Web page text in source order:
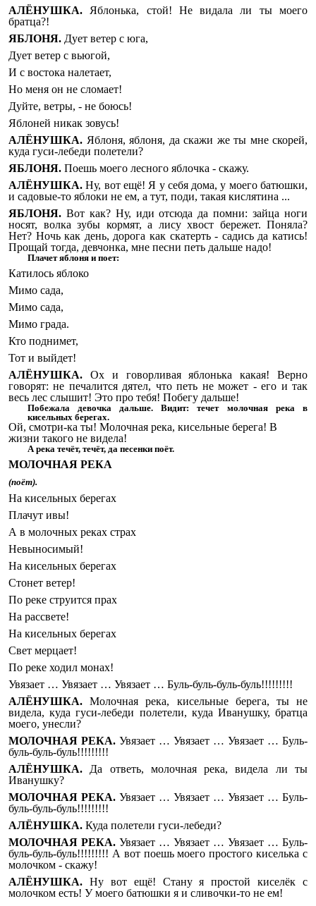
АЛЁНУШКА. Яблонька, стой! Не видала ли ты моего
братца?!
ЯБЛОНЯ. Дует ветер с юга,
Дует ветер с вьюгой,
И с востока налетает,
Но меня он не сломает!
Дуйте, ветры, - не боюсь!
Яблоней никак зовусь!
АЛЁНУШКА. Яблоня, яблоня, да скажи же ты мне скорей,
куда гуси-лебеди полетели?
ЯБЛОНЯ. Поешь моего лесного яблочка - скажу.
АЛЁНУШКА.Ну, вот ещё! Я у себя дома, у моего батюшки,
и садовые-то яблоки не ем, а тут, поди, такая кислятина ...
ЯБЛОНЯ. Вот как? Ну, иди отсюда да помни: зайца ноги
носят, волка зубы кормят, а лису хвост бережет. Поняла?
Нет? Ночь как день, дорога как скатерть - садись да катись!
Прощай тогда, девчонка, мне песни петь дальше надо!
Плачет яблоня и поет:
Катилось яблоко
Мимо сада,
Мимо сада,
Мимо града.
Кто поднимет,
Тот и выйдет!
АЛЁНУШКА. Ох и говорливая яблонька какая! Верно
говорят: не печалится дятел, что петь не может - его и так
весь лес слышит! Это про тебя! Побегу дальше!
Побежала девочка дальше. Видит: течет молочная река в
кисельных берегах.
Ой, смотри-ка ты! Молочная река, кисельные берега! В
жизни такого не видела!
А река течёт, течёт, да песенки поёт.
МОЛОЧНАЯ РЕКА
(поёт).
На кисельных берегах
Плачут ивы!
А в молочных реках страх
Невыносимый!
На кисельных берегах
Стонет ветер!
По реке струится прах
На рассвете!
На кисельных берегах
Свет мерцает!
По реке ходил монах!
Увязает … Увязает … Увязает … Буль-буль-буль-буль!!!!!!!!!
АЛЁНУШКА. Молочная река, кисельные берега, ты не
видела, куда гуси-лебеди полетели, куда Иванушку, братца
моего, унесли?
МОЛОЧНАЯ РЕКА. Увязает … Увязает … Увязает … Буль-
буль-буль-буль!!!!!!!!!
АЛЁНУШКА. Да ответь, молочная река, видела ли ты
Иванушку?
МОЛОЧНАЯ РЕКА. Увязает … Увязает … Увязает … Буль-
буль-буль-буль!!!!!!!!!
АЛЁНУШКА. Куда полетели гуси-лебеди?
МОЛОЧНАЯ РЕКА. Увязает … Увязает … Увязает … Буль-
буль-буль-буль!!!!!!!!! А вот поешь моего простого киселька с
молочком - скажу!
АЛЁНУШКА. Ну вот ещё! Стану я простой киселёк с
молочком есть! У моего батюшки я и сливочки-то не ем!